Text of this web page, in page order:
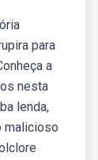
para
a
nesta
lenda,
malicioso